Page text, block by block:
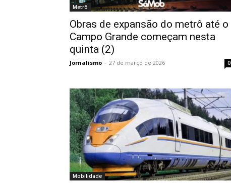
Metrô
Obras de expansão do metrô até o
Campo Grande começam nesta
quinta (2)
Jornalismo - 27 de março de 2026 0
Mobilidade